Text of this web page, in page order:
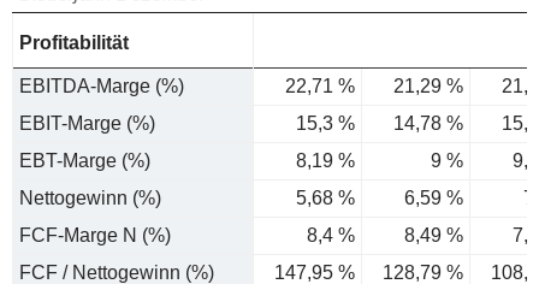
Profitabilität
EBITDA-Marge (%) 22,71 % 21,29 %
EBIT-Marge (%)
15,3 % 14,78 %
EBT-Marge (%)
8,19 % 9 %
Nettogewinn (%)
5,68 % 6,59 %
FCF-Marge N (%)
8,4 % 8,49 %
FCF / Nettogewinn (%)
147,95 % 128,79 %